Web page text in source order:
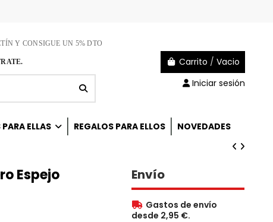
Y CONSIGUE UN 5% DTO
Carrito / Vacio
Iniciar sesión
ELLAS REGALOS PARA ELLOS NOVEDADES
Espejo Envío
 Gastos de envío
desde 2,95 €.